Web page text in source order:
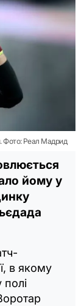
Фото: Реал Мадрид
йому у
в якому